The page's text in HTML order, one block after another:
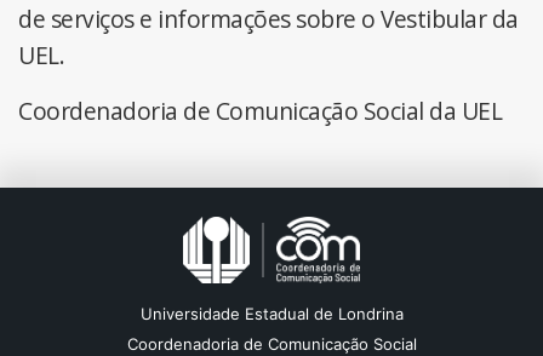
de serviços e informações sobre o Vestibular da
UEL.
Coordenadoria de Comunicação Social da UEL
Universidade Estadual de Londrina
Coordenadoria de Comunicação Social